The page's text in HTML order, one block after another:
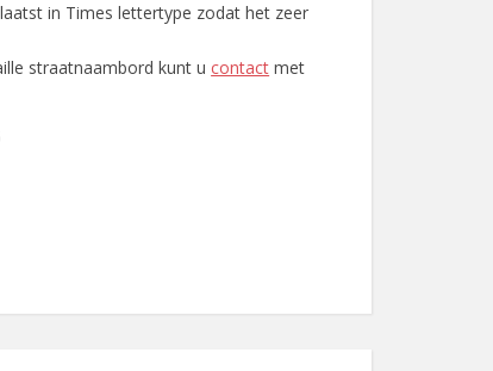
in Times lettertype zodat het zeer
straatnaambord kunt ucontact met